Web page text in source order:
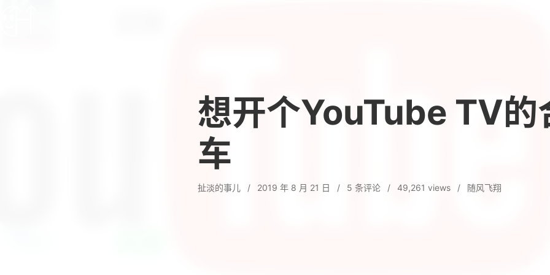
想开个YouTube TV的
车
扯淡的事儿 / 2019 年 8 月 21 日 / 5 条评论 / 49,261 views / 随风飞翔